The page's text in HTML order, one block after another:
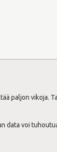
paljon vikoja.
data voi